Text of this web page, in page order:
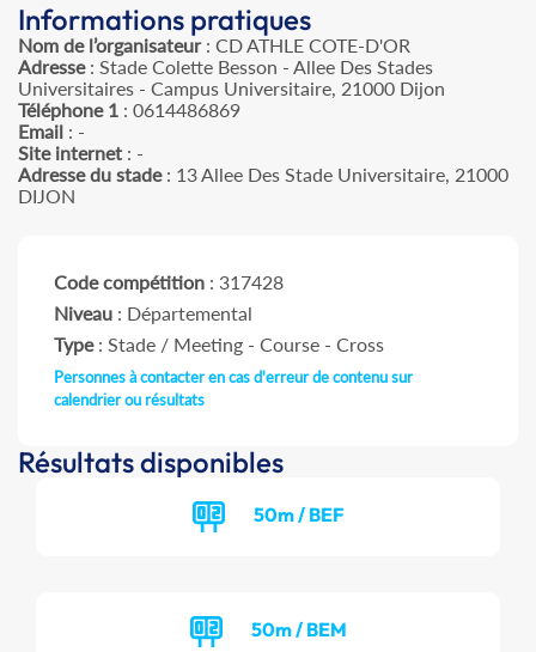
Informations pratiques
Nom de l’organisateur: CD ATHLE COTE-D'OR
Adresse: Stade Colette Besson - Allee Des Stades
Universitaires - Campus Universitaire, 21000 Dijon
Téléphone 1 : 0614486869
Email : -
Site internet : -
Adresse du stade: 13 Allee Des Stade Universitaire, 21000
DIJON
Code compétition : 317428
Niveau : Départemental
Type: Stade / Meeting - Course - Cross
Personnes à contacter en cas d'erreur de contenu sur
calendrier ou résultats
Résultats disponibles
50m / BEF
50m / BEM